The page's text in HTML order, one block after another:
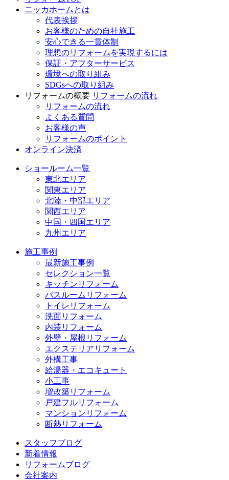
ニッカホームとは
代表挨拶
お客様のための自社施工
安心できる一貫体制
理想のリフォームを実現するには
保証・アフターサービス
環境への取り組み
SDGsへの取り組み
リフォームの概要 リフォームの流れ
リフォームの流れ
よくある質問
お客様の声
リフォームのポイント
オンライン決済
ショールーム一覧
東北エリア
関東エリア
北陸・中部エリア
関西エリア
中国・四国エリア
九州エリア
施工事例
最新施工事例
セレクション一覧
キッチンリフォーム
バスルームリフォーム
トイレリフォーム
洗面リフォーム
内装リフォーム
外壁・屋根リフォーム
エクステリアリフォーム
外構工事
給湯器・エコキュート
小工事
増改築リフォーム
戸建フルリフォーム
マンションリフォーム
断熱リフォーム
スタッフブログ
新着情報
リフォームブログ
会社案内